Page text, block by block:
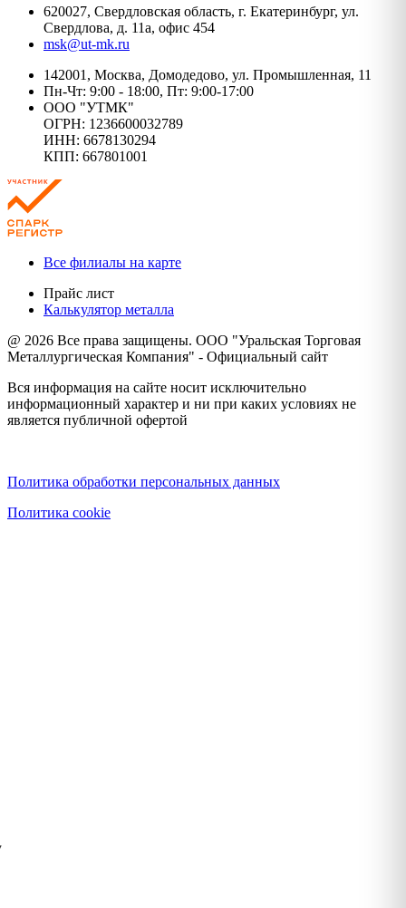
620027, Свердловская область, г. Екатеринбург, ул.
Свердлова, д. 11а, офис 454
msk@ut-mk.ru
142001, Москва, Домодедово, ул. Промышленная, 11
Пн-Чт: 9:00 - 18:00, Пт: 9:00-17:00
ООО "УТМК"
ОГРН: 1236600032789
ИНН: 6678130294
КПП: 667801001
Все филиалы на карте
Прайс лист
Калькулятор металла
@ 2026 Все права защищены. ООО "Уральская Торговая
Металлургическая Компания" - Официальный сайт
Вся информация на сайте носит исключительно
информационный характер и ни при каких условиях не
является публичной офертой
Политика обработки персональных данных
Политика cookie